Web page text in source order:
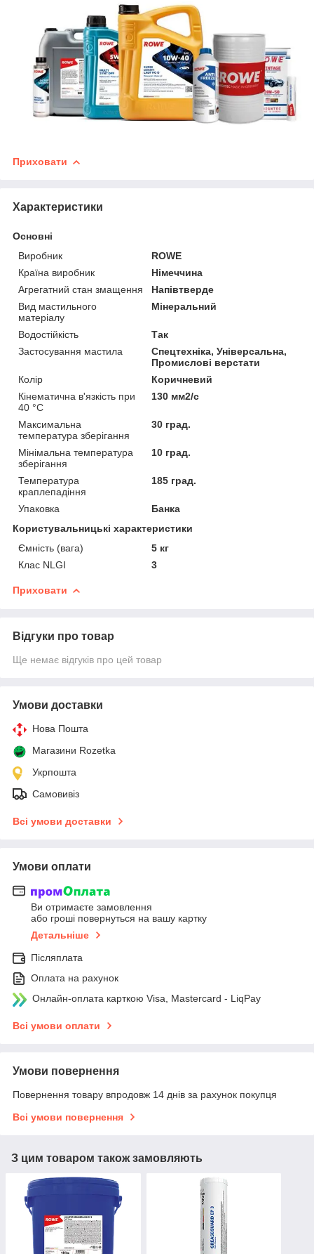
Приховати
Характеристики
Основні
Виробник
ROWE
Країна виробник
Німеччина
Агрегатний стан змащення
Напівтверде
Вид мастильного
матеріалу
Мінеральний
Водостійкість
Так
Застосування мастила
Спецтехніка, Універсальна,
Промислові верстати
Колір
Коричневий
Кінематична в'язкість при
40 °С
130 мм2/с
Максимальна
температура зберігання
30 град.
Мінімальна температура
зберігання
10 град.
Температура
краплепадіння
185 град.
Упаковка
Банка
Користувальницькі характеристики
Ємність (вага)
5 кг
Клас NLGI
3
Приховати
Відгуки про товар
Ще немає відгуків про цей товар
Умови доставки
Нова Пошта
Магазини Rozetka
Укрпошта
Самовивіз
Всі умови доставки
Умови оплати
Ви отримаєте замовлення
або гроші повернуться на вашу картку
Детальніше
Післяплата
Оплата на рахунок
Онлайн-оплата карткою Visa, Mastercard - LiqPay
Всі умови оплати
Умови повернення
Повернення товару впродовж 14 днів за рахунок покупця
Всі умови повернення
З цим товаром також замовляють